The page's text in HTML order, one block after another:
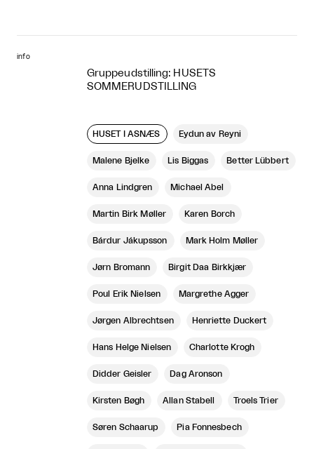
info
Gruppeudstilling: HUSETS
SOMMERUDSTILLING
HUSET I ASNÆS Eydun av Reyni
Malene Bjelke Lis Biggas Better Lübbert
Anna Lindgren Michael Abel
Martin Birk Møller Karen Borch
Bárdur Jákupsson Mark Holm Møller
Jørn Bromann Birgit Daa Birkkjær
Poul Erik Nielsen Margrethe Agger
Jørgen Albrechtsen Henriette Duckert
Hans Helge Nielsen Charlotte Krogh
Didder Geisler Dag Aronson
Kirsten Bøgh Allan Stabell Troels Trier
Søren Schaarup Pia Fonnesbech